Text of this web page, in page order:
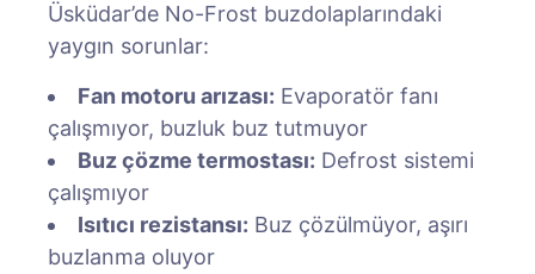
Üsküdar’de No-Frost buzdolaplarındaki
yaygın sorunlar:
Fan motoru arızası: Evaporatör fanı
çalışmıyor, buzluk buz tutmuyor
Buz çözme termostası: Defrost sistemi
çalışmıyor
Isıtıcı rezistansı: Buz çözülmüyor, aşırı
buzlanma oluyor